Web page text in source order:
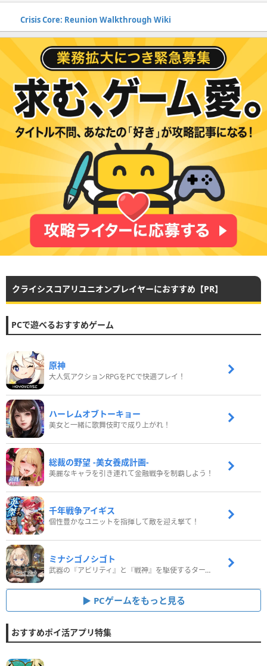
Crisis Core: Reunion Walkthrough Wiki
クライシスコアリユニオンプレイヤーにおすすめ【PR】
PCで遊べるおすすめゲーム
原神
大人気アクションRPGをPCで快適プレイ！
ハーレムオブトーキョー
美女と一緒に歌舞伎町で成り上がれ！
総裁の野望 -美女養成計画-
美麗なキャラを引き連れて金融戦争を制覇しよう！
千年戦争アイギス
個性豊かなユニットを指揮して敵を迎え撃て！
ミナシゴノシゴト
武器の『アビリティ』と『戦神』を駆使するターン制コマンドバトルRPG！
PCゲームをもっと見る
おすすめポイ活アプリ特集